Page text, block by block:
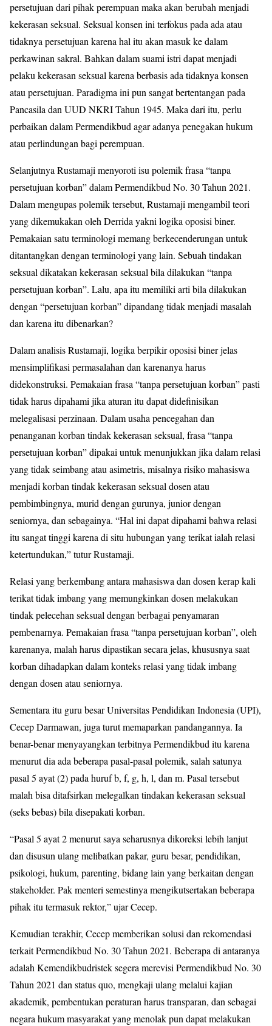
persetujuan dari pihak perempuan maka akan berubah menjadi
kekerasan seksual. Seksual konsen ini terfokus pada ada atau
tidaknya persetujuan karena hal itu akan masuk ke dalam
perkawinan sakral. Bahkan dalam suami istri dapat menjadi
pelaku kekerasan seksual karena berbasis ada tidaknya konsen
atau persetujuan. Paradigma ini pun sangat bertentangan pada
Pancasila dan UUD NKRI Tahun 1945. Maka dari itu, perlu
perbaikan dalam Permendikbud agar adanya penegakan hukum
atau perlindungan bagi perempuan.
Selanjutnya Rustamaji menyoroti isu polemik frasa “tanpa
persetujuan korban” dalam Permendikbud No. 30 Tahun 2021.
Dalam mengupas polemik tersebut, Rustamaji mengambil teori
yang dikemukakan oleh Derrida yakni logika oposisi biner.
Pemakaian satu terminologi memang berkecenderungan untuk
ditantangkan dengan terminologi yang lain. Sebuah tindakan
seksual dikatakan kekerasan seksual bila dilakukan “tanpa
persetujuan korban”. Lalu, apa itu memiliki arti bila dilakukan
dengan “persetujuan korban” dipandang tidak menjadi masalah
dan karena itu dibenarkan?
Dalam analisis Rustamaji, logika berpikir oposisi biner jelas
mensimplifikasi permasalahan dan karenanya harus
didekonstruksi. Pemakaian frasa “tanpa persetujuan korban” pasti
tidak harus dipahami jika aturan itu dapat didefinisikan
melegalisasi perzinaan. Dalam usaha pencegahan dan
penanganan korban tindak kekerasan seksual, frasa “tanpa
persetujuan korban” dipakai untuk menunjukkan jika dalam relasi
yang tidak seimbang atau asimetris, misalnya risiko mahasiswa
menjadi korban tindak kekerasan seksual dosen atau
pembimbingnya, murid dengan gurunya, junior dengan
seniornya, dan sebagainya. “Hal ini dapat dipahami bahwa relasi
itu sangat tinggi karena di situ hubungan yang terikat ialah relasi
ketertundukan,” tutur Rustamaji.
Relasi yang berkembang antara mahasiswa dan dosen kerap kali
terikat tidak imbang yang memungkinkan dosen melakukan
tindak pelecehan seksual dengan berbagai penyamaran
pembenarnya. Pemakaian frasa “tanpa persetujuan korban”, oleh
karenanya, malah harus dipastikan secara jelas, khususnya saat
korban dihadapkan dalam konteks relasi yang tidak imbang
dengan dosen atau seniornya.
Sementara itu guru besar Universitas Pendidikan Indonesia (UPI),
Cecep Darmawan, juga turut memaparkan pandangannya. Ia
benar-benar menyayangkan terbitnya Permendikbud itu karena
menurut dia ada beberapa pasal-pasal polemik, salah satunya
pasal 5 ayat (2) pada huruf b, f, g, h, l, dan m. Pasal tersebut
malah bisa ditafsirkan melegalkan tindakan kekerasan seksual
(seks bebas) bila disepakati korban.
“Pasal 5 ayat 2 menurut saya seharusnya dikoreksi lebih lanjut
dan disusun ulang melibatkan pakar, guru besar, pendidikan,
psikologi, hukum, parenting, bidang lain yang berkaitan dengan
stakeholder. Pak menteri semestinya mengikutsertakan beberapa
pihak itu termasuk rektor,” ujar Cecep.
Kemudian terakhir, Cecep memberikan solusi dan rekomendasi
terkait Permendikbud No. 30 Tahun 2021. Beberapa di antaranya
adalah Kemendikbudristek segera merevisi Permendikbud No. 30
Tahun 2021 dan status quo, mengkaji ulang melalui kajian
akademik, pembentukan peraturan harus transparan, dan sebagai
negara hukum masyarakat yang menolak pun dapat melakukan